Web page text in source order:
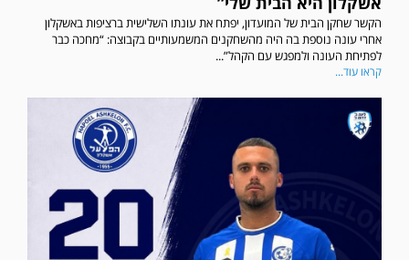
הקשר שחקן הבית של המועדון, יפתח את עונתו השלישית ברציפות באשקלון
אחרי עונה נוספת בה היה מהשחקנים המשמעותיים בקבוצה: “מחכה כבר
לפתיחת העונה ולמפגש עם הקהל”...
קראו עוד...